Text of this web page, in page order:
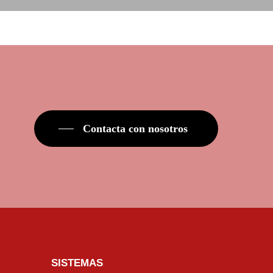
Contacta con nosotros
SISTEMAS